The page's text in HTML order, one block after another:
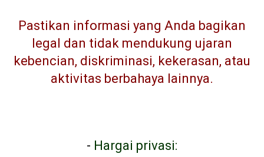
Pastikan informasi yang Anda bagikan
legal dan tidak mendukung ujaran
kebencian, diskriminasi, kekerasan, atau
aktivitas berbahaya lainnya.
- Hargai privasi: